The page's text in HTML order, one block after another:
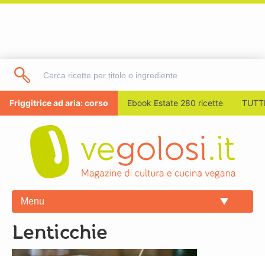
Friggitrice ad aria: corso Ebook Estate 280 ricette
Menu
lenticchie